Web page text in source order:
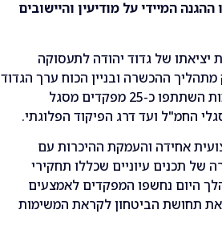
המיידי על מודיעין והיישובים
יציאתו של גדוד יהודה לתעסוקה
ההכשרה ובניין הכוח ערך הגדוד
השתלמות מפקדים מקיפה באיו"ש. בהשתלמות השתתפו כ-25 מפקדים מסגל
החמ"ל ועד דרג הפיקוד הפלוגתי.
אחידה והעמקת ההיכרות עם
תכנים עיוניים שכללו תחקירי
היום נחשפו המפקדים לאמצעים
תחושת הביטחון לקראת המשימות